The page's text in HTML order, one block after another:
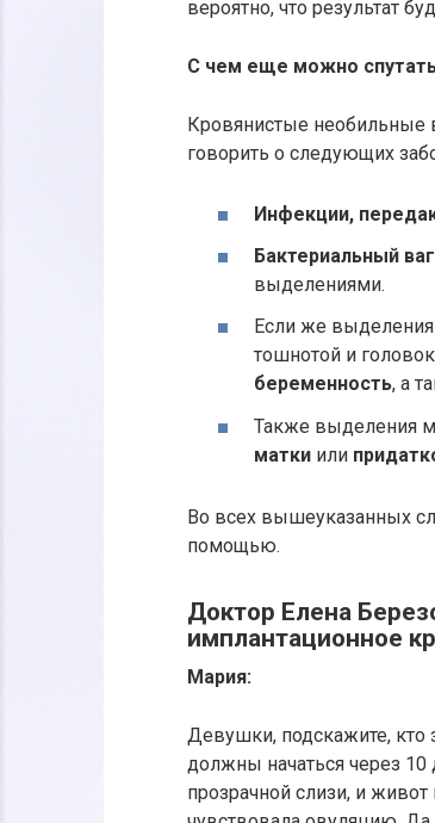
вероятно, что результат
С чем еще можно
Кровянистые необильные
говорить о следующих
Инфекции,
Бактериальный
выделениями.
Если же
тошнотой и
беременность, а
Также выделения
матки или
Во всех вышеуказанных
помощью.
Доктор Елена
имплантационное
Мария:
Девушки, подскажите, кто
должны начаться через 10
прозрачной слизи, и